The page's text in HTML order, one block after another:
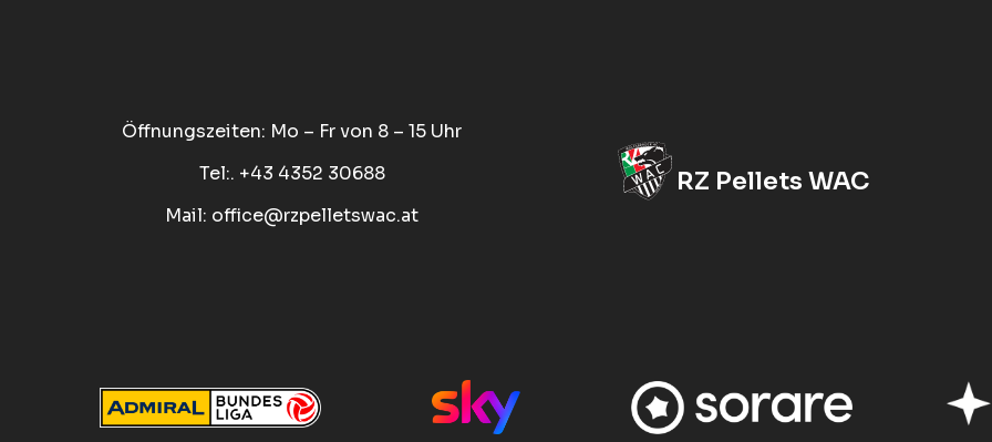
Öffnungszeiten: Mo – Fr von 8 – 15 Uhr
Tel:. +43 4352 30688
Mail: office@rzpelletswac.at
RZ Pellets WAC